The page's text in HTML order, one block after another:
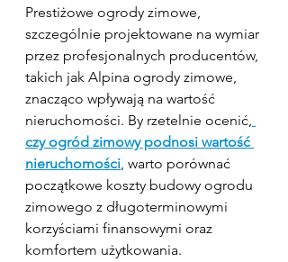
Prestiżowe ogrody zimowe,
szczególnie projektowane na wymiar
przez profesjonalnych producentów,
takich jak Alpina ogrody zimowe,
znacząco wpływają na wartość
nieruchomości. By rzetelnie ocenić,
czy ogród zimowy podnosi wartość
nieruchomości, warto porównać
początkowe koszty budowy ogrodu
zimowego z długoterminowymi
korzyściami finansowymi oraz
komfortem użytkowania.